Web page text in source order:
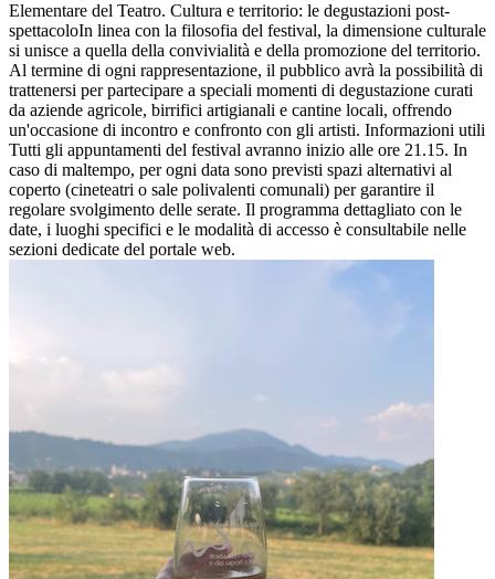
Elementare del Teatro. Cultura e territorio: le degustazioni post-
spettacoloIn linea con la filosofia del festival, la dimensione culturale
si unisce a quella della convivialità e della promozione del territorio.
Al termine di ogni rappresentazione, il pubblico avrà la possibilità di
trattenersi per partecipare a speciali momenti di degustazione curati
da aziende agricole, birrifici artigianali e cantine locali, offrendo
un'occasione di incontro e confronto con gli artisti. Informazioni utili
Tutti gli appuntamenti del festival avranno inizio alle ore 21.15. In
caso di maltempo, per ogni data sono previsti spazi alternativi al
coperto (cineteatri o sale polivalenti comunali) per garantire il
regolare svolgimento delle serate. Il programma dettagliato con le
date, i luoghi specifici e le modalità di accesso è consultabile nelle
sezioni dedicate del portale web.